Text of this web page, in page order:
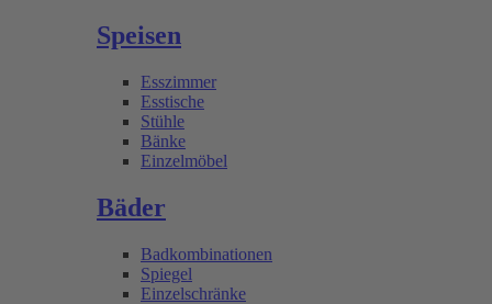
Speisen
Esszimmer
Esstische
Stühle
Bänke
Einzelmöbel
Bäder
Badkombinationen
Spiegel
Einzelschränke